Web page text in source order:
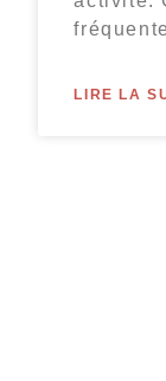
LIRE LA